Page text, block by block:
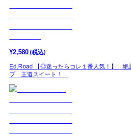
¥2,580 (税込)
Ed.Road 【◎迷ったらコレ１番人気！】 絶
プ 王道スイート！